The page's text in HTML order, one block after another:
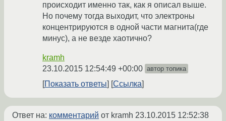
происходит именно так, как я описал выше.
Но почему тогда выходит, что электроны
концентрируются в одной части магнита(где
минус), а не везде хаотично?
kramh
23.10.2015 12:54:49 +00:00 автор топика
Показать ответы Ссылка
Ответ на: комментарий от kramh 23.10.2015 12:52:38